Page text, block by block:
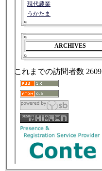
現代農業
うかたま
ARCHIVES
これまでの訪問者数 2609